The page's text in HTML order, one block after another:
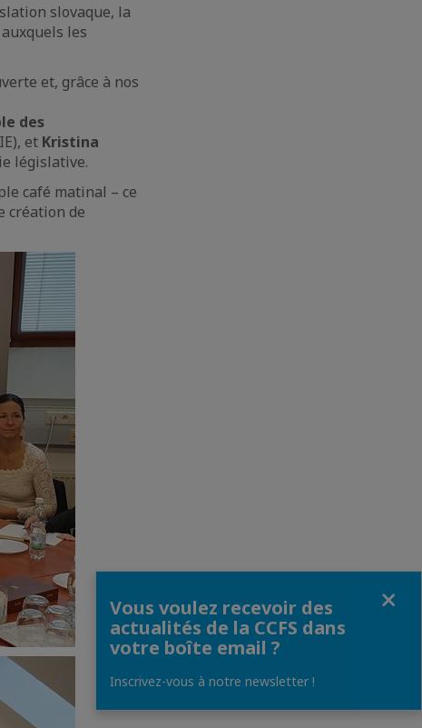
slovaque, la
les
et, grâce à nos
des
et Kristina
législative.
café matinal – ce
création de
Vous voulez recevoir des
actualités de la CCFS dans
votre boîte email ?
Inscrivez-vous à notre newsletter !